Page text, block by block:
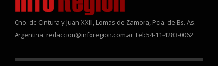
Cno. de Cintura y Juan XXIII, Lomas de Zamora, Pcia. de Bs. As.
Argentina. redaccion@inforegion.com.ar Tel: 54-11-4283-0062